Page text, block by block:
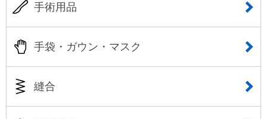
手術用品
手袋・ガウン・マスク
縫合